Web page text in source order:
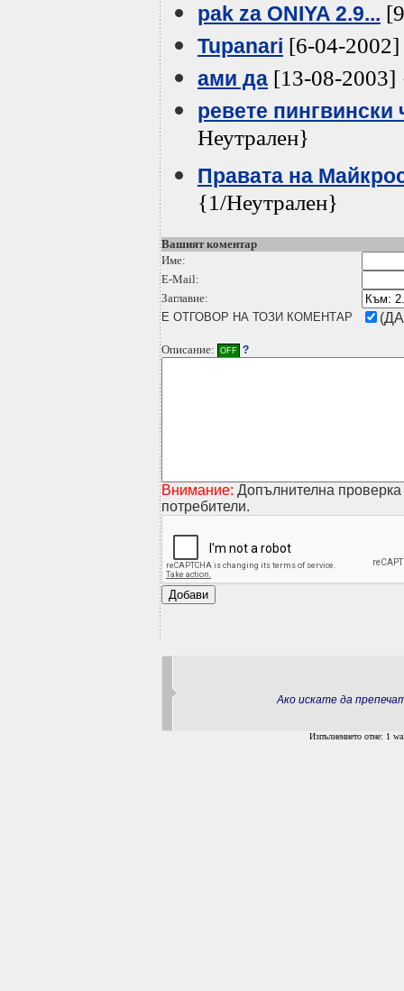
pak za ONIYA 2.9...
Tupanari [6-04-
ами да [13-08-2003]
ревете пингвински
Неутрален}
Правата на
{1/Неутрален}
Вашият коментар
Име:
E-Mail:
Заглавие:
Е ОТГОВОР НА ТОЗИ КОМЕНТАР
Описание: OFF ?
Внимание: Допълнителна
потребители.
Ако искате да
Изпълнението отне: 1